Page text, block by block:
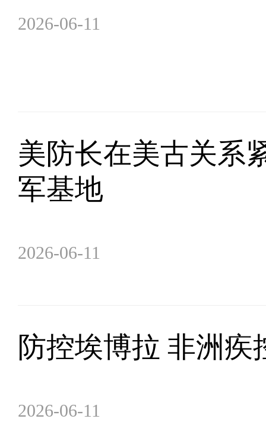
2026-06-11
美防长在美古关系
军基地
2026-06-11
防控埃博拉 非洲
2026-06-11